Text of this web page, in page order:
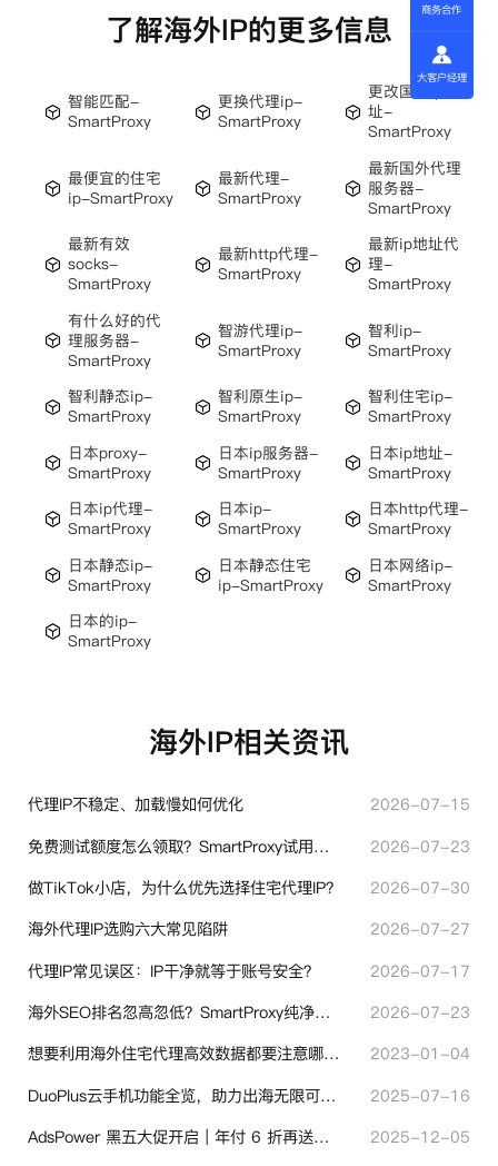
了解海外IP的更多信息
智能匹配-
SmartProxy
更换代理ip-
SmartProxy
更改国外ip地
址-
SmartProxy
最便宜的住宅
ip-SmartProxy
最新代理-
SmartProxy
最新国外代理
服务器-
SmartProxy
最新有效
socks-
SmartProxy
最新http代理-
SmartProxy
最新ip地址代
理-
SmartProxy
有什么好的代
理服务器-
SmartProxy
智游代理ip-
SmartProxy
智利ip-
SmartProxy
智利静态ip-
SmartProxy
智利原生ip-
SmartProxy
智利住宅ip-
SmartProxy
日本proxy-
SmartProxy
日本ip服务器-
SmartProxy
日本ip地址-
SmartProxy
日本ip代理-
SmartProxy
日本ip-
SmartProxy
日本http代理-
SmartProxy
日本静态ip-
SmartProxy
日本静态住宅
ip-SmartProxy
日本网络ip-
SmartProxy
日本的ip-
SmartProxy
海外IP相关资讯
代理IP不稳定、加载慢如何优化
2026-07-15
免费测试额度怎么领取？SmartProxy试用产品完整体验指引
2026-07-23
做TikTok小店，为什么优先选择住宅代理IP？
2026-07-30
海外代理IP选购六大常见陷阱
2026-07-27
代理IP常见误区：IP干净就等于账号安全？
2026-07-17
海外SEO排名忽高忽低？SmartProxy纯净住宅IP助力站点权重稳定
2026-07-23
想要利用海外住宅代理高效数据都要注意哪些地方？
2023-01-04
DuoPlus云手机功能全览，助力出海无限可能！
2025-07-16
AdsPower 黑五大促开启｜年付 6 折再送半年＋豪礼抽奖
2025-12-05
商务合作
大客户经理